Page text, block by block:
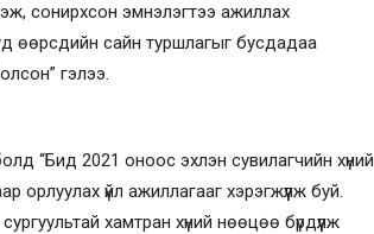
сонирхсон эмнэлэгтээ ажиллах
өөрсдийн сайн туршлагыг бусдадаа
гэлээ.
“Бид 2021 оноос эхлэн сувилагчийн хүний
үйл ажиллагааг хэрэгжүүлж буй.
хамтран хүний нөөцөө бүрдүүлж